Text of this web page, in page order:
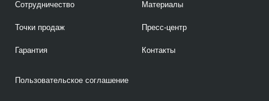
Сотрудничество
Точки продаж
Гарантия
Материалы
Пресс-центр
Контакты
Пользовательское соглашение